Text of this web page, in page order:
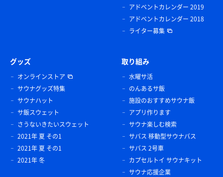
アドベントカレンダー 2019
アドベントカレンダー 2018
ライター募集
グッズ
オンラインストア
サウナグッズ特集
サウナハット
サ飯スウェット
さうないきたいスウェット
2021年 夏 その1
2021年 夏 その1
2021年 冬
取り組み
水曜サ活
のんあるサ飯
施設のおすすめサウナ飯
アプリ作ります
サウナ楽しむ検索
サバス 移動型サウナバス
サバス 2号車
カプセルトイ サウナキット
サウナ応援企業